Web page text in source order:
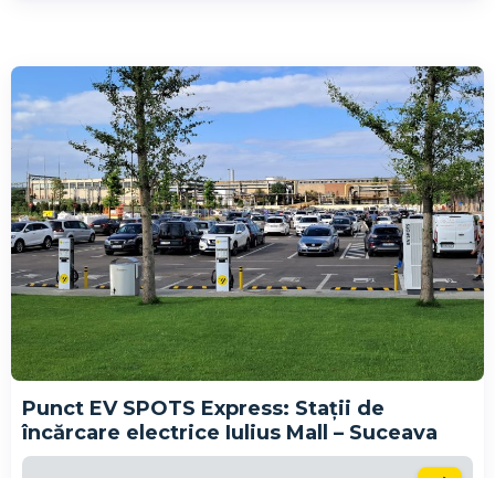
Punct EV SPOTS Express: Stații de
încărcare electrice Iulius Mall – Suceava